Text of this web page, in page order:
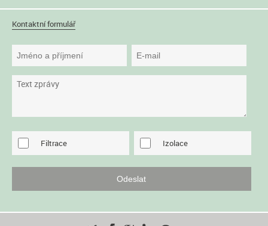
Kontaktní formulář
Filtrace Izolace